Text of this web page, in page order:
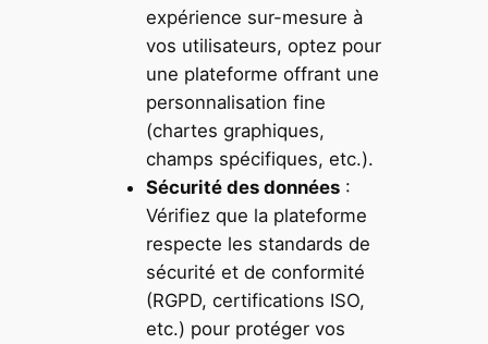
expérience sur-mesure à
vos utilisateurs, optez pour
une plateforme offrant une
personnalisation fine
(chartes graphiques,
champs spécifiques, etc.).
Sécurité des données :
Vérifiez que la plateforme
respecte les standards de
sécurité et de conformité
(RGPD, certifications ISO,
etc.) pour protéger vos